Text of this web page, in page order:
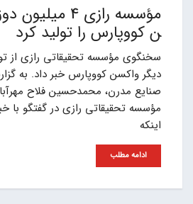
مؤسسه رازی 4
ن کووپارس را تولید کرد
دیگر واکسن کووپارس خبر داد. به
صنایع مدرن، محمدحسین فلاح
مؤسسه تحقیقاتی رازی در گفتگو با
اینکه
ادامه مطلب